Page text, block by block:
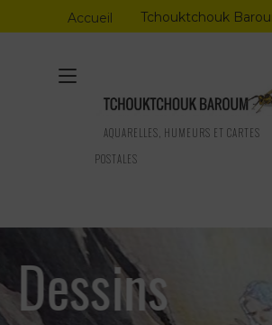
Accueil Tchouktchouk
AQUARELLES, HUMEURS ET CARTES
POSTALES
Toggle
navigation
Dessins